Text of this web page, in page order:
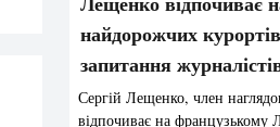
найдорожчих
запитання
Сергій Лещенко, член
відпочиває на французькому